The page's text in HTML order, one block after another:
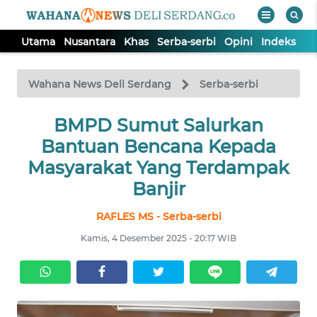
Utama Nusantara Khas Serba-serbi Opini Indeks
Wahana News Deli Serdang Serba-serbi
BMPD Sumut Salurkan
Bantuan Bencana Kepada
Masyarakat Yang Terdampak
Banjir
RAFLES MS - Serba-serbi
Kamis, 4 Desember 2025 - 20:17 WIB
TV
Tutup
NUSANTARA
SERBI
OPINI